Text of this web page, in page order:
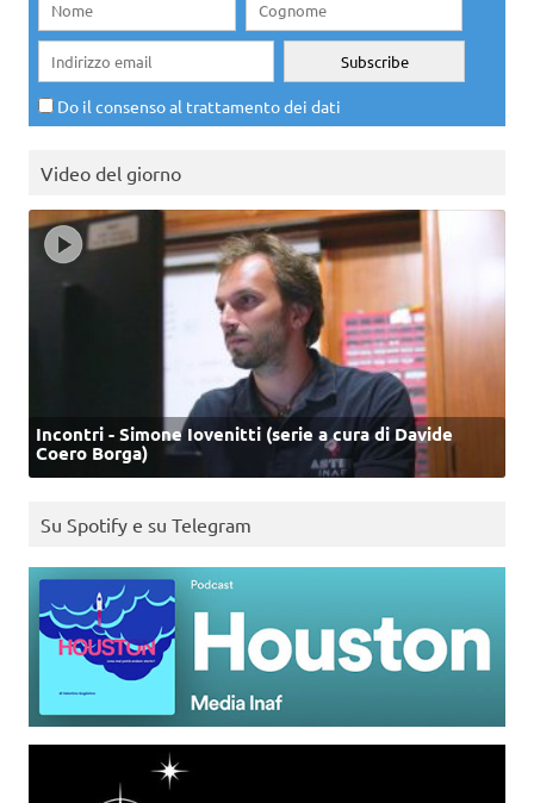
Do il consenso al trattamento dei dati
Video del giorno
Incontri - Simone Iovenitti (serie a cura di Davide
Coero Borga)
Su Spotify e su Telegram